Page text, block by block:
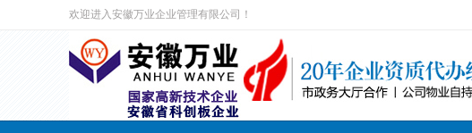
欢迎进入安徽万业企业管理有限公司！